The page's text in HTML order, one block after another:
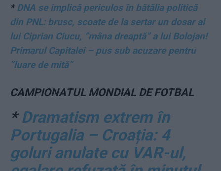
*DNA se implică periculos în bătălia politică
din PNL: brusc, scoate de la sertar un dosar al
lui Ciprian Ciucu, ”mâna dreaptă” a lui Bolojan!
Primarul Capitalei – pus sub acuzare pentru
”luare de mită”
CAMPIONATUL MONDIAL DE FOTBAL
*Dramatism extrem în
Portugalia – Croația: 4
goluri anulate cu VAR-ul,